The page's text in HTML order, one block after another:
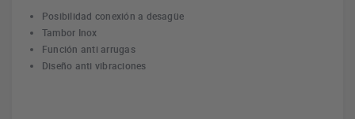
Posibilidad conexión a desagüe
Tambor Inox
Función anti arrugas
Diseño anti vibraciones